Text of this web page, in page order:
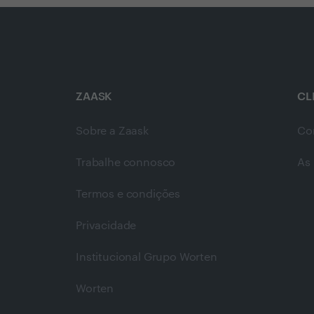
ZAASK
Sobre a Zaask
Trabalhe connosco
Termos e condições
Privacidade
Institucional Grupo Worten
Worten
As